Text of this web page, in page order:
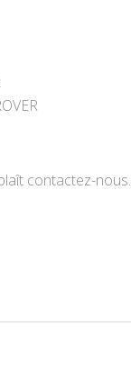
contactez-nous.